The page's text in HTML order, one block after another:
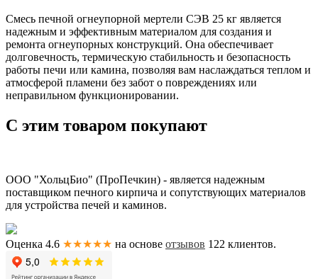
Смесь печной огнеупорной мертели СЭВ 25 кг является
надежным и эффективным материалом для создания и
ремонта огнеупорных конструкций. Она обеспечивает
долговечность, термическую стабильность и безопасность
работы печи или камина, позволяя вам наслаждаться теплом и
атмосферой пламени без забот о повреждениях или
неправильном функционировании.
С этим товаром покупают
ООО "ХольцБио" (ПроПечкин) - является надежным
поставщиком печного кирпича и сопутствующих материалов
для устройства печей и каминов.
Оценка 4.6 ★★★★★ на основе отзывов 122 клиентов.